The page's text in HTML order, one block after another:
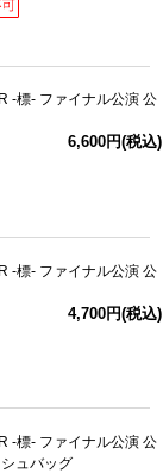
-標- ファイナル公演 公
6,600円(税込)
-標- ファイナル公演 公
4,700円(税込)
-標- ファイナル公演 公
ュバッグ